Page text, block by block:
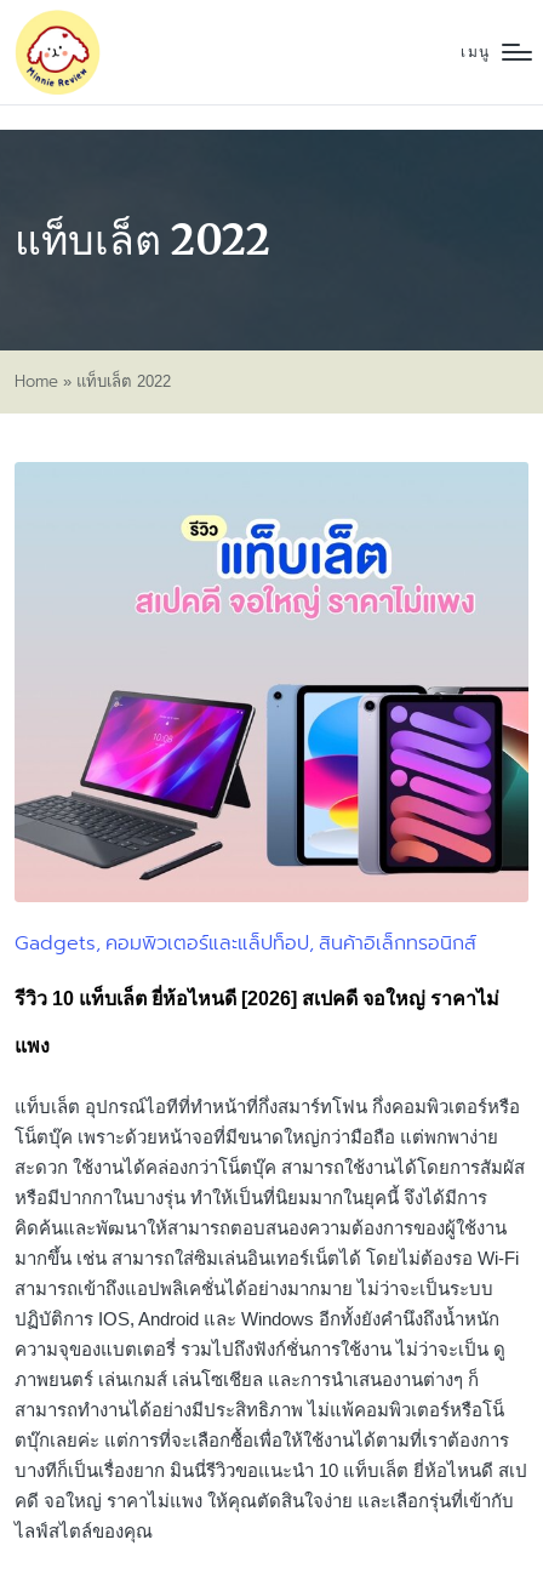
เมนู
แท็บเล็ต 2022
Home » แท็บเล็ต 2022
Posted
Gadgets คอมพิวเตอร์และแล็ปท็อป สินค้าอิเล็กทรอนิกส์
รีวิว 10 แท็บเล็ต ยี่ห้อไหนดี [2026] สเปคดี จอใหญ่ ราคาไม่
แพง
แท็บเล็ต อุปกรณ์ไอทีที่ทำหน้าที่กึ่งสมาร์ทโฟน กึ่งคอมพิวเตอร์หรือ
โน็ตบุ๊ค เพราะด้วยหน้าจอที่มีขนาดใหญ่กว่ามือถือ แต่พกพาง่าย
สะดวก ใช้งานได้คล่องกว่าโน็ตบุ๊ค สามารถใช้งานได้โดยการสัมผัส
หรือมีปากกาในบางรุ่น ทำให้เป็นที่นิยมมากในยุคนี้ จึงได้มีการ
คิดค้นและพัฒนาให้สามารถตอบสนองความต้องการของผู้ใช้งาน
มากขึ้น เช่น สามารถใส่ซิมเล่นอินเทอร์เน็ตได้ โดยไม่ต้องรอ Wi-Fi
สามารถเข้าถึงแอปพลิเคชั่นได้อย่างมากมาย ไม่ว่าจะเป็นระบบ
ปฏิบัติการ IOS, Android และ Windows อีกทั้งยังคำนึงถึงน้ำหนัก
ความจุของแบตเตอรี่ รวมไปถึงฟังก์ชั่นการใช้งาน ไม่ว่าจะเป็น ดู
ภาพยนตร์ เล่นเกมส์ เล่นโซเชียล และการนำเสนองานต่างๆ ก็
สามารถทำงานได้อย่างมีประสิทธิภาพ ไม่แพ้คอมพิวเตอร์หรือโน็
ตบุ๊กเลยค่ะ แต่การที่จะเลือกซื้อเพื่อให้ใช้งานได้ตามที่เราต้องการ
บางทีก็เป็นเรื่องยาก มินนี่รีวิวขอแนะนำ 10 แท็บเล็ต ยี่ห้อไหนดี สเป
คดี จอใหญ่ ราคาไม่แพง ให้คุณตัดสินใจง่าย และเลือกรุ่นที่เข้ากับ
ไลฟ์สไตล์ของคุณ